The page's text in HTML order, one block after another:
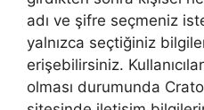
adı ve şifre seçmeniz
yalnızca seçtiğiniz
erişebilirsiniz.
olması durumunda